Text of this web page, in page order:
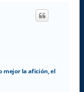
r
mejor la afición, el